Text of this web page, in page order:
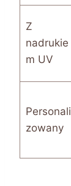
Z
nadrukie
m UV
Personali
zowany